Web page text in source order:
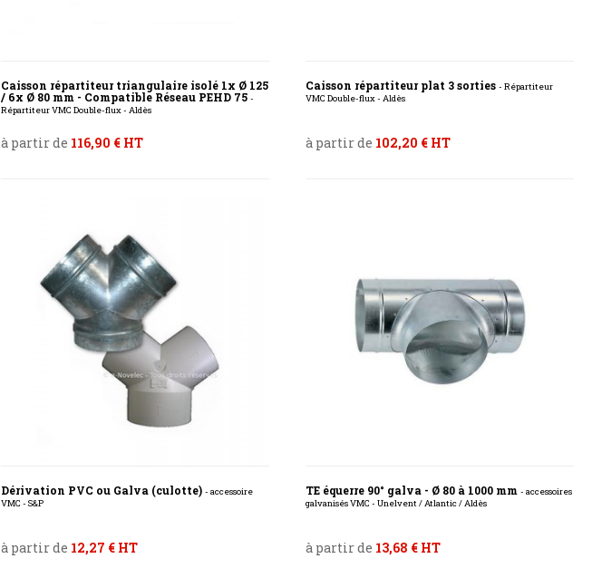
Caisson répartiteur triangulaire isolé 1x Ø 125
/ 6x Ø 80 mm - Compatible Réseau PEHD 75 -
Répartiteur VMC Double-flux - Aldès
à partir de 116,90 € HT
Caisson répartiteur plat 3 sorties - Répartiteur
VMC Double-flux - Aldès
à partir de 102,20 € HT
Dérivation PVC ou Galva (culotte) - accessoire
VMC - S&P
à partir de 12,27 € HT
TE équerre 90° galva - Ø 80 à 1000 mm - accessoires
galvanisés VMC - Unelvent / Atlantic / Aldès
à partir de 13,68 € HT